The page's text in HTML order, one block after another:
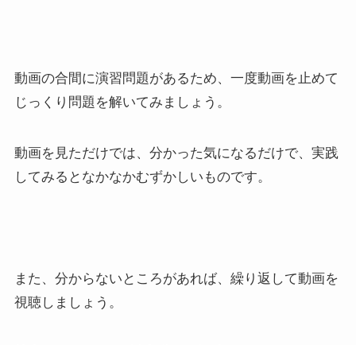
動画の合間に演習問題があるため、一度動画を止めて
じっくり問題を解いてみましょう。
動画を見ただけでは、分かった気になるだけで、実践
してみるとなかなかむずかしいものです。
また、分からないところがあれば、繰り返して動画を
視聴しましょう。